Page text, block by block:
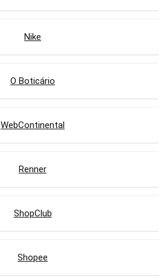
Nike
O Boticário
WebContinental
Renner
ShopClub
Shopee